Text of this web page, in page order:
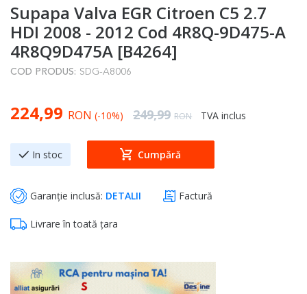
to
the
beginning
of
the
gallery
Supapa Valva EGR Citroen C5 2.7
HDI 2008 - 2012 Cod 4R8Q-9D475-A
4R8Q9D475A [B4264]
COD PRODUS: SDG-A8006
Special Price
224,99 RON (-10%) Regular Price
249,99 RON TVA inclus
In stoc Cumpără
Garanție inclusă: DETALII Factură
Livrare în toată țara